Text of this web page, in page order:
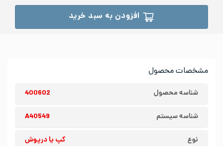
مشخصات محصول
شناسه محصول 400602
شناسه سیستم A40549
نوع کپ یا درپوش
افزودن به سبد خرید